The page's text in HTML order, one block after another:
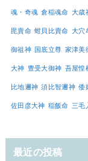
魂・奇魂 倉稲魂命 大歳
毘賣命 蚶貝比賣命 大穴
御祖神 国底立尊 家津美
大神 豊受大御神 吾屋惶
比地邇神 須比智邇神 倭
佐田彦大神 稲飯命 三毛
最近の投稿